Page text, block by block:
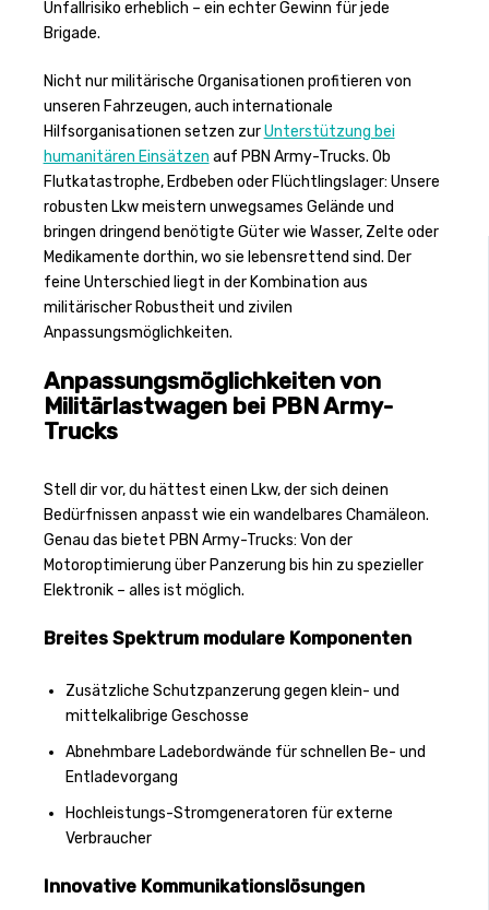
Unfallrisiko erheblich – ein echter Gewinn für jede
Brigade.
Nicht nur militärische Organisationen profitieren von
unseren Fahrzeugen, auch internationale
Hilfsorganisationen setzen zurUnterstützung bei
humanitären Einsätzen auf PBN Army-Trucks. Ob
Flutkatastrophe, Erdbeben oder Flüchtlingslager: Unsere
robusten Lkw meistern unwegsames Gelände und
bringen dringend benötigte Güter wie Wasser, Zelte oder
Medikamente dorthin, wo sie lebensrettend sind. Der
feine Unterschied liegt in der Kombination aus
militärischer Robustheit und zivilen
Anpassungsmöglichkeiten.
Anpassungsmöglichkeiten von
Militärlastwagen bei PBN Army-
Trucks
Stell dir vor, du hättest einen Lkw, der sich deinen
Bedürfnissen anpasst wie ein wandelbares Chamäleon.
Genau das bietet PBN Army-Trucks: Von der
Motoroptimierung über Panzerung bis hin zu spezieller
Elektronik – alles ist möglich.
Breites Spektrum modulare Komponenten
Zusätzliche Schutzpanzerung gegen klein- und
mittelkalibrige Geschosse
Abnehmbare Ladebordwände für schnellen Be- und
Entladevorgang
Hochleistungs-Stromgeneratoren für externe
Verbraucher
Innovative Kommunikationslösungen